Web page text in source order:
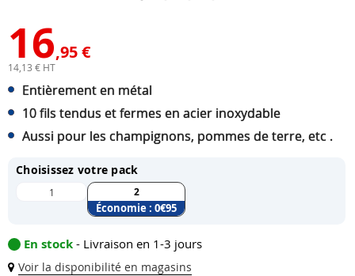
16,95 €
14,13 € HT
Entièrement en métal
10 fils tendus et fermes en acier inoxydable
Aussi pour les champignons, pommes de terre, etc .
Choisissez votre pack
1 2
Économie : 0€95
En stock - Livraison en 1-3 jours
Voir la disponibilité en magasins